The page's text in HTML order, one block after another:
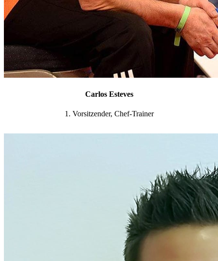
Carlos Esteves
1. Vorsitzender, Chef-Trainer